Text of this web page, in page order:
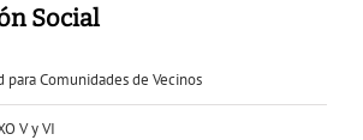
Social
Comunidades de Vecinos
V y VI